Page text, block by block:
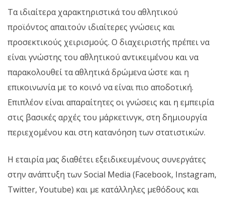
Τα ιδιαίτερα χαρακτηριστικά του αθλητικού
προϊόντος απαιτούν ιδιαίτερες γνώσεις και
προσεκτικούς χειρισμούς. Ο διαχειριστής πρέπει να
είναι γνώστης του αθλητικού αντικειμένου και να
παρακολουθεί τα αθλητικά δρώμενα ώστε και η
επικοινωνία με το κοινό να είναι πιο αποδοτική.
Επιπλέον είναι απαραίτητες οι γνώσεις και η εμπειρία
στις βασικές αρχές του μάρκετινγκ, στη δημιουργία
περιεχομένου και στη κατανόηση των στατιστικών.
Η εταιρία μας διαθέτει εξειδικευμένους συνεργάτες
στην ανάπτυξη των Social Media (Facebook, Instagram,
Twitter, Youtube) και με κατάλληλες μεθόδους και